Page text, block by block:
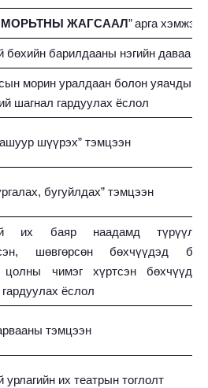
МОРЬТНЫ ЖАГСААЛ”арга хэмжээ
бөхийн барилдааны нэгийн даваа
морин уралдаан болон уяачдын
шагнал гардуулах ёслол
шүүрэх” тэмцээн
бугуйлдах” тэмцээн
их баяр наадамд түрүүлж,
шөвгөрсөн бөхчүүдэд бай
цолны чимэг хүртсэн бөхчүүдэд
ёслол
тэмцээн
урлагийн их театрын тоглолт